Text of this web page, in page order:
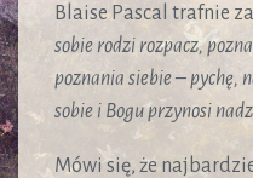
Blaise Pascal trafnie
sobie rodzi rozpacz,
poznania siebie – pychę,
sobie i Bogu przynosi
Mówi się, że